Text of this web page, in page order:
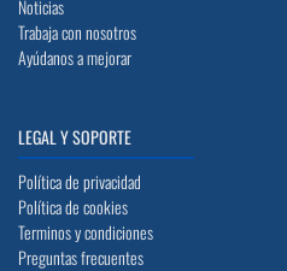
Noticias
Trabaja con nosotros
Ayúdanos a mejorar
LEGAL Y SOPORTE
Política de privacidad
Política de cookies
Terminos y condiciones
Preguntas frecuentes